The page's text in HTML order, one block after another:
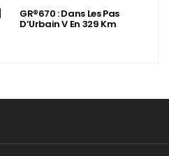
GR®670 : Dans Les Pas
D’Urbain V En 329 Km